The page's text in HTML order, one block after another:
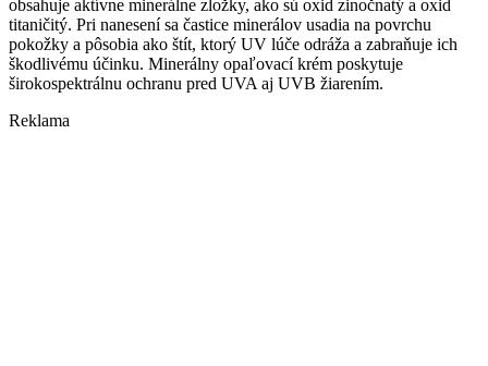
obsahuje aktívne minerálne zložky, ako sú oxid zinočnatý a oxid
titaničitý. Pri nanesení sa častice minerálov usadia na povrchu
pokožky a pôsobia ako štít, ktorý UV lúče odráža a zabraňuje ich
škodlivému účinku. Minerálny opaľovací krém poskytuje
širokospektrálnu ochranu pred UVA aj UVB žiarením.
Reklama